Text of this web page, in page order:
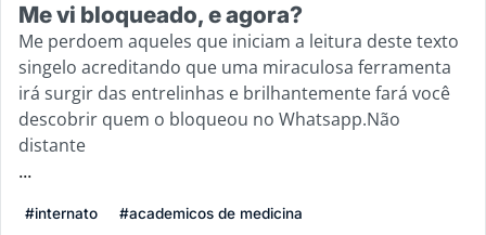
Me vi bloqueado, e agora?
Me perdoem aqueles que iniciam a leitura deste texto
singelo acreditando que uma miraculosa ferramenta
irá surgir das entrelinhas e brilhantemente fará você
descobrir quem o bloqueou no Whatsapp.Não
distante
...
#internato
#academicos de medicina